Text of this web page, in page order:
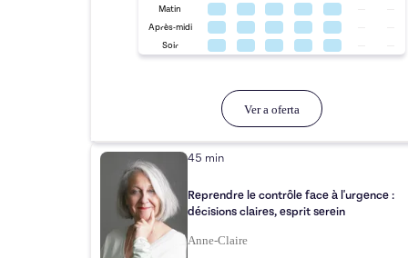
Matin
Après-midi
Soir
Ver a oferta
45 min
Reprendre le contrôle face à l'urgence :
décisions claires, esprit serein
Anne-Claire